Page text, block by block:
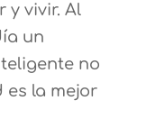
y vivir. Al
un
no
es la mejor